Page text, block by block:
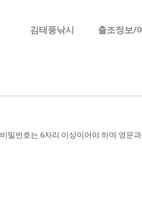
김태풍낚시 출조정보/
비밀번호는 6자리 이상이어야 하며 영문